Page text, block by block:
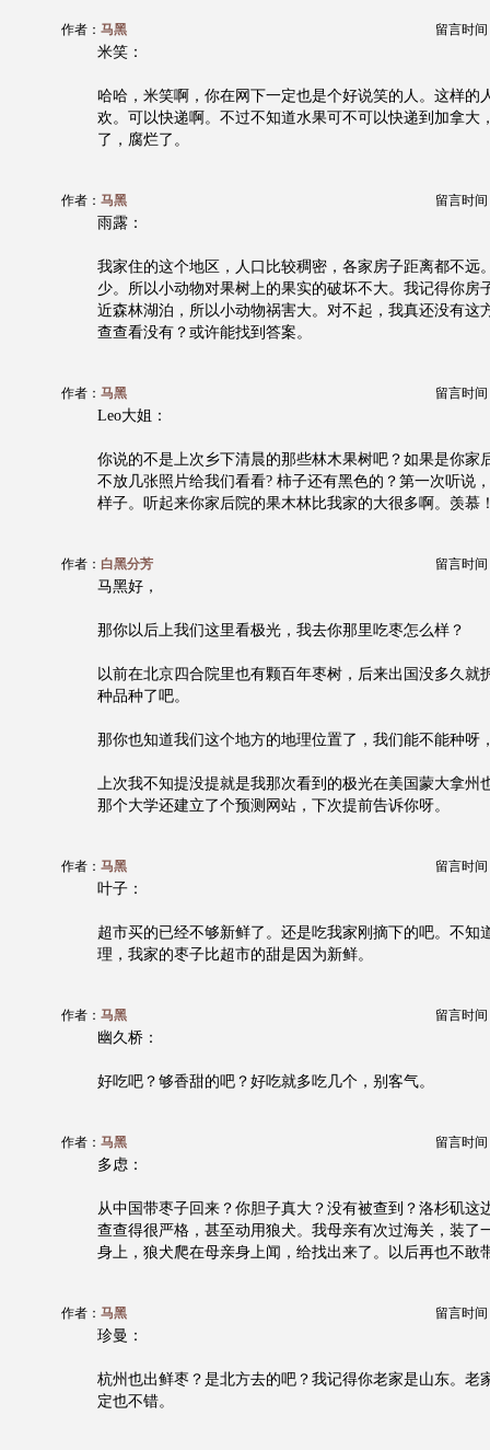
作者： 马黑 留言时间
米笑：
哈哈，米笑啊，你在网下一定也是个好说笑的人。这样的
欢。可以快递啊。不过不知道水果可不可以快递到加拿大
了，腐烂了。
作者： 马黑 留言时间
雨露：
我家住的这个地区，人口比较稠密，各家房子距离都不远
少。所以小动物对果树上的果实的破坏不大。我记得你房
近森林湖泊，所以小动物祸害大。对不起，我真还没有这
查查看没有？或许能找到答案。
作者： 马黑 留言时间
Leo大姐：
你说的不是上次乡下清晨的那些林木果树吧？如果是你家
不放几张照片给我们看看? 柿子还有黑色的？第一次听说
样子。听起来你家后院的果木林比我家的大很多啊。羡慕
作者： 白黑分芳 留言时间
马黑好，
那你以后上我们这里看极光，我去你那里吃枣怎么样？
以前在北京四合院里也有颗百年枣树，后来出国没多久就
种品种了吧。
那你也知道我们这个地方的地理位置了，我们能不能种呀
上次我不知提没提就是我那次看到的极光在美国蒙大拿州
那个大学还建立了个预测网站，下次提前告诉你呀。
作者： 马黑 留言时间
叶子：
超市买的已经不够新鲜了。还是吃我家刚摘下的吧。不知
理，我家的枣子比超市的甜是因为新鲜。
作者： 马黑 留言时间
幽久桥：
好吃吧？够香甜的吧？好吃就多吃几个，别客气。
作者： 马黑 留言时间
多虑：
从中国带枣子回来？你胆子真大？没有被查到？洛杉矶这
查查得很严格，甚至动用狼犬。我母亲有次过海关，装了
身上，狼犬爬在母亲身上闻，给找出来了。以后再也不敢
作者： 马黑 留言时间
珍曼：
杭州也出鲜枣？是北方去的吧？我记得你老家是山东。老
定也不错。